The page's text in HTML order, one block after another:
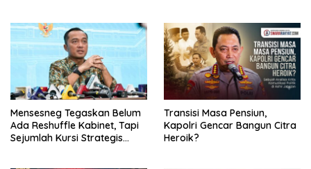
Mensesneg Tegaskan Belum
Ada Reshuffle Kabinet, Tapi
Sejumlah Kursi Strategis
Transisi Masa Pensiun,
Kapolri Gencar Bangun Citra
Heroik?